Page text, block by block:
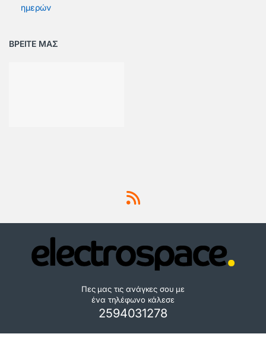
ημερών
ΒΡΕΙΤΕ ΜΑΣ
Πες μας τις ανάγκες σου με
ένα τηλέφωνο κάλεσε
2594031278